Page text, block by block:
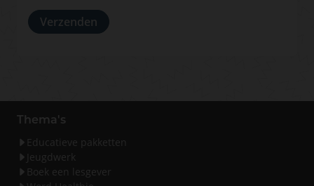
Thema's
Educatieve pakketten
Jeugdwerk
Boek een lesgever